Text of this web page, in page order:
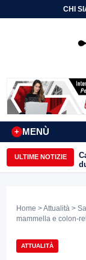
CHI
MENÙ
+
ULTIME NOTIZIE
Home >Attualità >
mammella e colon-
ATTUALITÀ